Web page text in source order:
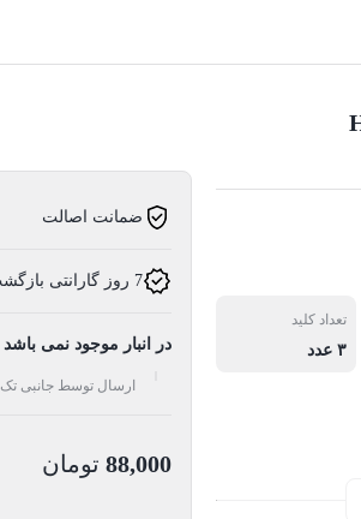
تعداد کلید
۳ عدد
ضمانت اصالت
7 روز گارانتی بازگشت وجه
در انبار موجود نمی باشد
ارسال توسط جانبی تک
88,000 تومان